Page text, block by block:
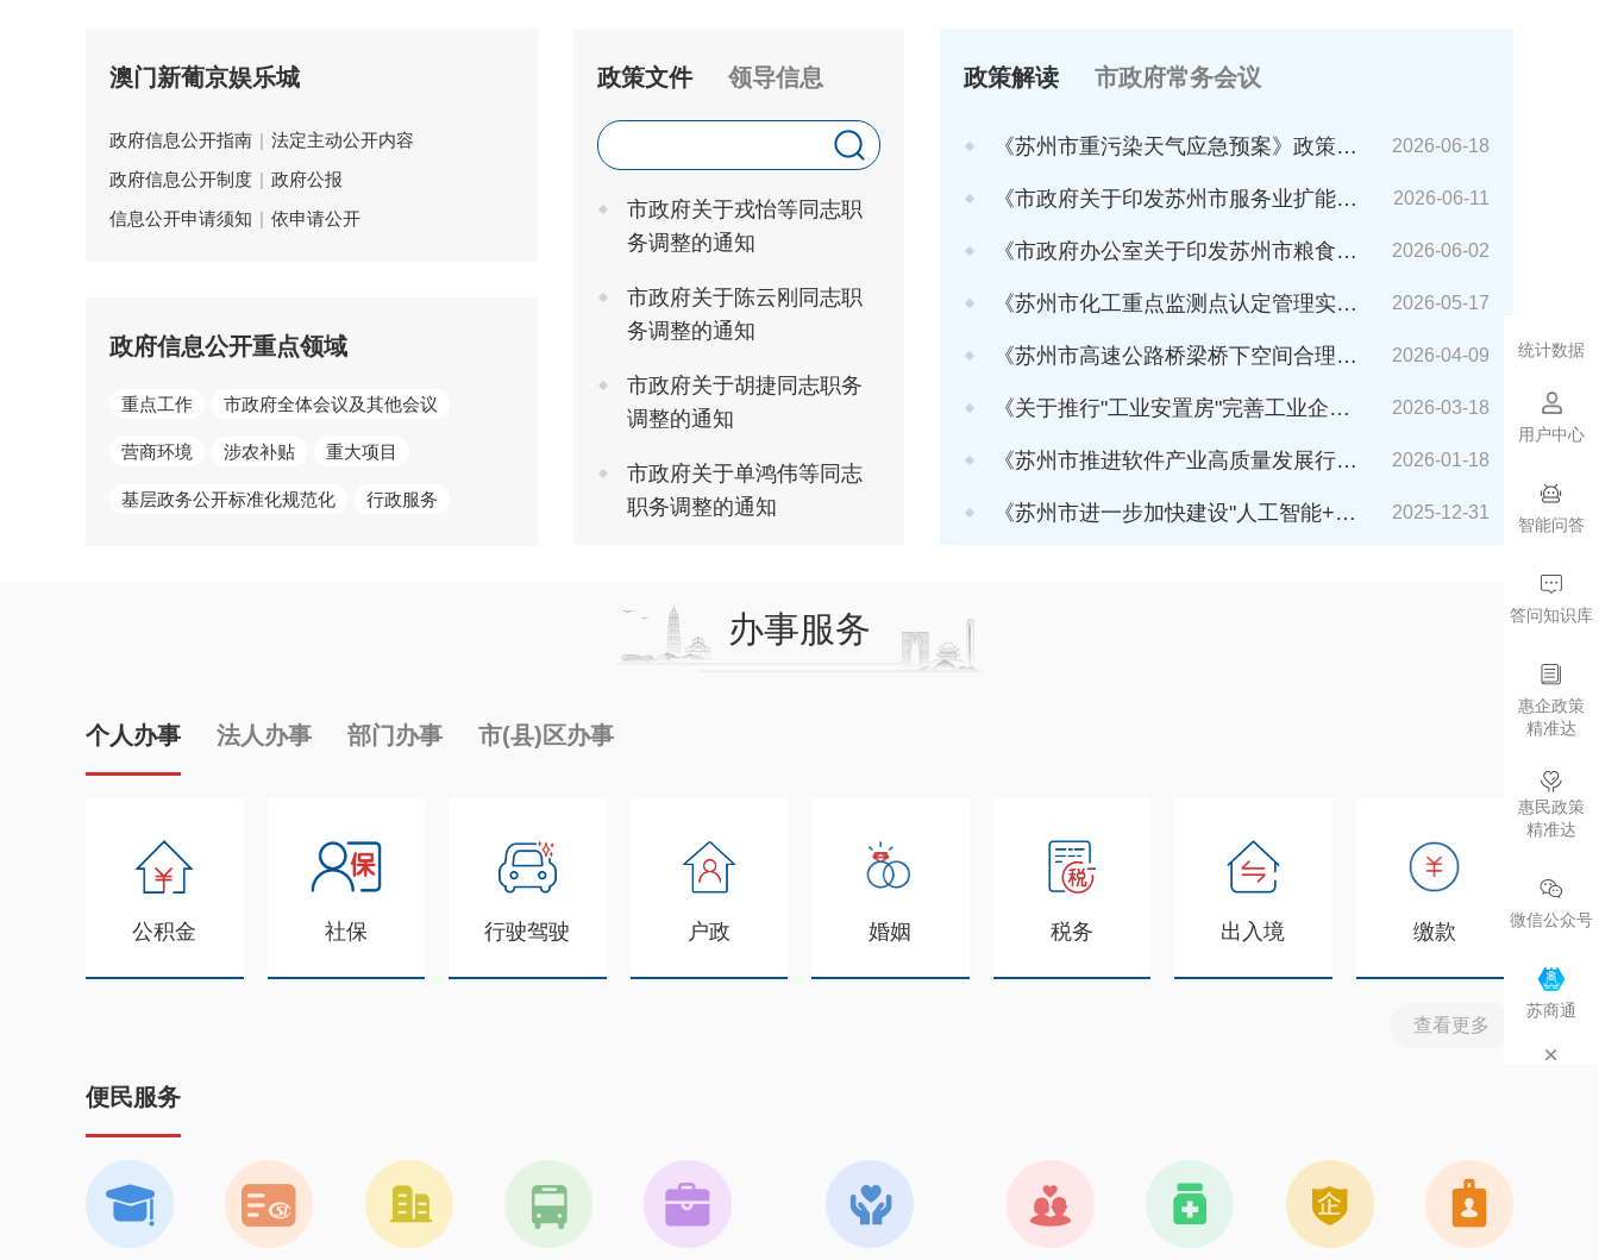
澳门新葡京娱乐城
政府信息公开指南 | 法定主动公开内容
政府信息公开制度 | 政府公报
信息公开申请须知 | 依申请公开
政府信息公开重点领域
重点工作 市政府全体会议及其他会议
营商环境 涉农补贴 重大项目
基层政务公开标准化规范化 行政服务
政策文件 领导信息
市政府关于戎怡等同志职
务调整的通知
市政府关于陈云刚同志职
务调整的通知
市政府关于胡捷同志职务
调整的通知
市政府关于单鸿伟等同志
职务调整的通知
政策解读 市政府常务会议
《苏州市重污染天气应急预案》政策解读 2026-06-18
《市政府关于印发苏州市服务业扩能提质行动方案(2026～2030年)的通知》解读 2026-06-11
《市政府办公室关于印发苏州市粮食应急预案的通知》解读 2026-06-02
《苏州市化工重点监测点认定管理实施细则》解读 2026-05-17
《苏州市高速公路桥梁桥下空间合理利用管理办法》解读 2026-04-09
《关于推行"工业安置房"完善工业企业搬迁安置的指导意见（试行）》解读 2026-03-18
《苏州市推进软件产业高质量发展行动计划（2026-2027年）》解读 2026-01-18
《苏州市进一步加快建设"人工智能+"城市的若干措施（2026年版）》解读 2025-12-31
办事服务
个人办事 法人办事 部门办事 市(县)区办事
公积金 社保 行驶驾驶 户政 婚姻 税务 出入境 缴款
查看更多
便民服务
统计数据
用户中心
智能问答
答问知识库
惠企政策
精准达
惠民政策
精准达
微信公众号
苏商通